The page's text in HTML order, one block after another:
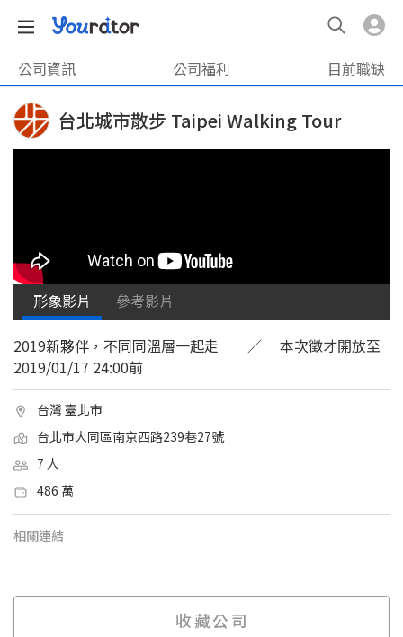
公司資訊 公司福利 目前職缺
台北城市散步 Taipei Walking Tour
形象影片 參考影片
2019新夥伴，不同同溫層一起走 ／ 本次徵才開放至
2019/01/17 24:00前
台灣 臺北市
台北市大同區南京西路239巷27號
7 人
486 萬
相關連結
收藏公司